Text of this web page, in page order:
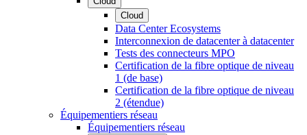
Cloud
Data Center Ecosystems
Interconnexion de datacenter à datacenter
Tests des connecteurs MPO
Certification de la fibre optique de niveau
1 (de base)
Certification de la fibre optique de niveau
2 (étendue)
Équipementiers réseau
Équipementiers réseau